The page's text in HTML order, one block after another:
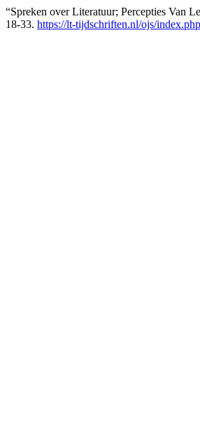
“Spreken over Literatuur; Percepties Van
18-33. https://lt-tijdschriften.nl/ojs/